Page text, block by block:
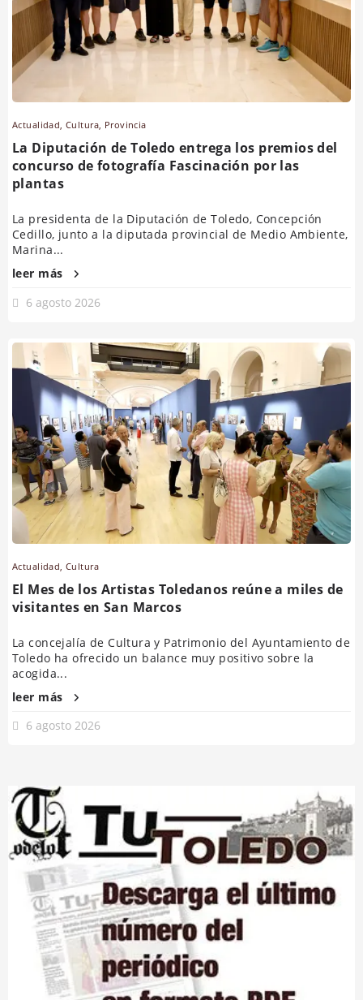
Actualidad,Cultura, Provincia
La Diputación de Toledo entrega los premios del
concurso de fotografía Fascinación por las
plantas
La presidenta de la Diputación de Toledo, Concepción
Cedillo, junto a la diputada provincial de Medio Ambiente,
Marina...
leer más
6 agosto 2026
Actualidad,Cultura
El Mes de los Artistas Toledanos reúne a miles de
visitantes en San Marcos
La concejalía de Cultura y Patrimonio del Ayuntamiento de
Toledo ha ofrecido un balance muy positivo sobre la
acogida...
leer más
6 agosto 2026